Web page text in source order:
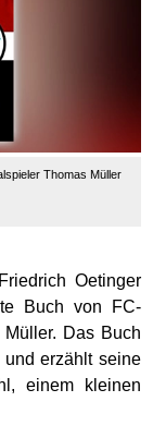
Thomas Müller
Oetinger
Buch von FC-
Das Buch
erzählt seine
einem kleinen